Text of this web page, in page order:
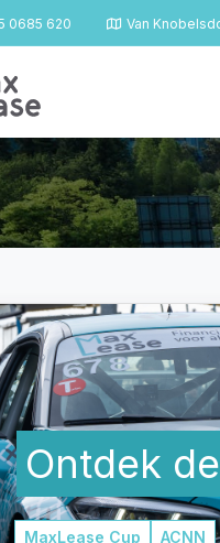
0685 620 Van
Ontdek
MaxLease Cup ACNN